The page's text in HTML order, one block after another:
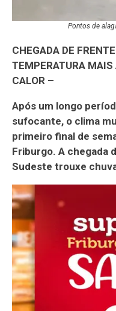
Pontos de
CHEGADA DE
TEMPERATURA MAIS
CALOR –
Após um longo
sufocante, o clima
primeiro final de
Friburgo. A chegada
Sudeste trouxe